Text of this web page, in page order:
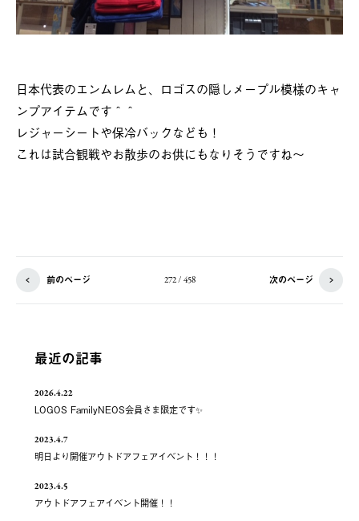
日本代表のエンムレムと、ロゴスの隠しメープル模様のキャ
ンプアイテムです＾＾
レジャーシートや保冷バックなども！
これは試合観戦やお散歩のお供にもなりそうですね～
前のページ 272 / 458 次のページ
最近の記事
2026.4.22
LOGOS FamilyNEOS会員さま限定です✨
2023.4.7
明日より開催アウトドアフェアイベント！！！
2023.4.5
アウトドアフェアイベント開催！！